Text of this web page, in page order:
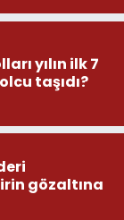
yılın ilk 7
taşıdı?
gözaltına